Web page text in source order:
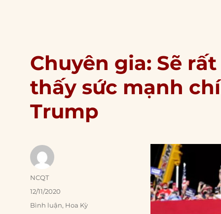
Chuyên gia: Sẽ
thấy sức mạnh
Trump
Author
NCQT
Posted
on
12/11/2020
Categories
Bình luận, Hoa Kỳ